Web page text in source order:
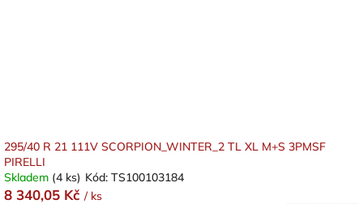
295/40 R 21 111V SCORPION_WINTER_2 TL XL M+S 3PMSF
PIRELLI
Skladem (4 ks) Kód: TS100103184
8 340,05 Kč / ks